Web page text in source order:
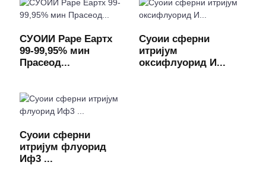
СУОИИ Раре Еартх
99-99,95% мин
Прасеод...
Суоии сферни
итријум
оксифлуорид И...
Суоии сферни
итријум флуорид
Иф3 ...